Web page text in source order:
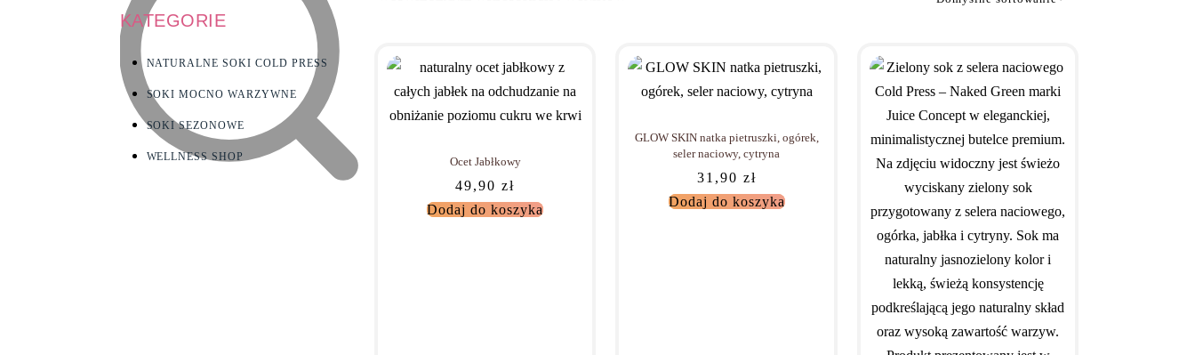
KATEGORIE
NATURALNE SOKI COLD PRESS
SOKI MOCNO WARZYWNE
SOKI SEZONOWE
WELLNESS SHOP Ocet Jabłkowy
49,90zł
Dodaj do koszyka
GLOW SKIN natka pietruszki, ogórek,
seler naciowy, cytryna
31,90 zł
Dodaj do koszyka